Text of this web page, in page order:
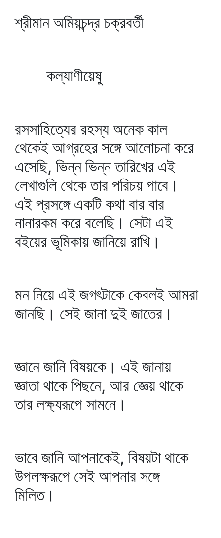
শ্রীমান অমিয়চন্দ্র চক্রবর্তী
কল্যাণীয়েষু
রসসাহিত্যের রহস্য অনেক কাল
থেকেই আগ্রহের সঙ্গে আলোচনা করে
এসেছি, ভিন্ন ভিন্ন তারিখের এই
লেখাগুলি থেকে তার পরিচয় পাবে।
এই প্রসঙ্গে একটি কথা বার বার
নানারকম করে বলেছি। সেটা এই
বইয়ের ভূমিকায় জানিয়ে রাখি।
মন নিয়ে এই জগৎটাকে কেবলই আমরা
জানছি। সেই জানা দুই জাতের।
জ্ঞানে জানি বিষয়কে। এই জানায়
জ্ঞাতা থাকে পিছনে, আর জ্ঞেয় থাকে
তার লক্ষ্যরূপে সামনে।
ভাবে জানি আপনাকেই, বিষয়টা থাকে
উপলক্ষরূপে সেই আপনার সঙ্গে
মিলিত।